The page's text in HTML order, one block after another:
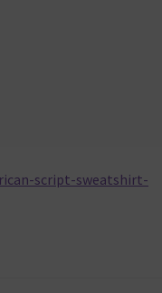
script-sweatshirt-